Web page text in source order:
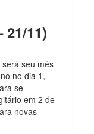
21/11)
seu mês
no dia 1,
se
em 2 de
novas